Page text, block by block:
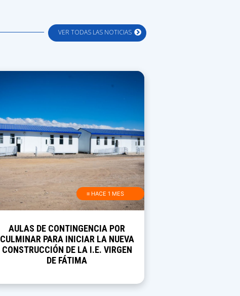
VER TODAS LAS NOTICIAS
≡ HACE 1 MES
AULAS DE CONTINGENCIA POR
CULMINAR PARA INICIAR LA NUEVA
CONSTRUCCIÓN DE LA I.E. VIRGEN
DE FÁTIMA